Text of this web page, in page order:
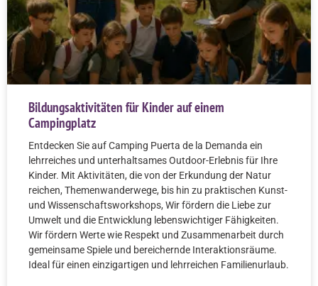
Bildungsaktivitäten für Kinder auf einem
Campingplatz
Entdecken Sie auf Camping Puerta de la Demanda ein
lehrreiches und unterhaltsames Outdoor-Erlebnis für Ihre
Kinder. Mit Aktivitäten, die von der Erkundung der Natur
reichen, Themenwanderwege, bis hin zu praktischen Kunst-
und Wissenschaftsworkshops, Wir fördern die Liebe zur
Umwelt und die Entwicklung lebenswichtiger Fähigkeiten.
Wir fördern Werte wie Respekt und Zusammenarbeit durch
gemeinsame Spiele und bereichernde Interaktionsräume.
Ideal für einen einzigartigen und lehrreichen Familienurlaub.